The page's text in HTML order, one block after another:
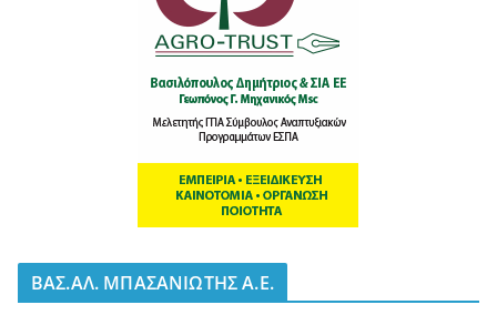
BΑΣ.ΑΛ. ΜΠΑΣΑΝΙΩΤΗΣ Α.Ε.